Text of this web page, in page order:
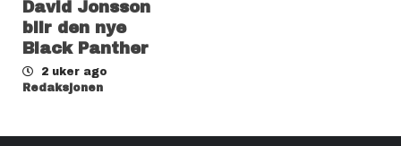
David Jonsson
blir den nye
Black Panther
2 uker ago
Redaksjonen